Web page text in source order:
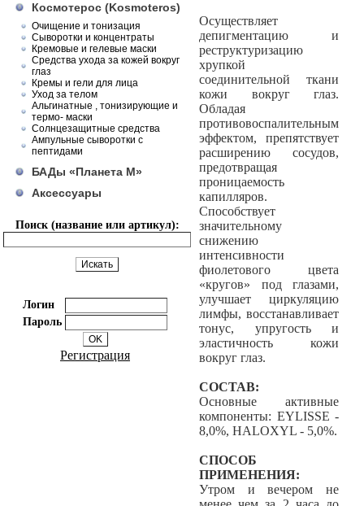
Космотерос (Kosmoteros)
Очищение и тонизация
Сыворотки и концентраты
Кремовые и гелевые маски
Средства ухода за кожей вокруг
глаз
Кремы и гели для лица
Уход за телом
Альгинатные , тонизирующие и
термо- маски
Солнцезащитные средства
Ампульные сыворотки с
пептидами
БАДы «Планета М»
Аксессуары
Поиск (название или артикул):
Логин
Пароль
Регистрация
Осуществляет
депигментацию и
реструктуризацию
хрупкой
соединительной ткани
кожи вокруг глаз.
Обладая
противовоспалительным
эффектом, препятствует
расширению сосудов,
предотвращая
проницаемость
капилляров.
Способствует
значительному
снижению
интенсивности
фиолетового цвета
«кругов» под глазами,
улучшает циркуляцию
лимфы, восстанавливает
тонус, упругость и
эластичность кожи
вокруг глаз.
СОСТАВ:
Основные активные
компоненты: EYLISSE -
8,0%, HALOXYL - 5,0%.
СПОСОБ
ПРИМЕНЕНИЯ:
Утром и вечером не